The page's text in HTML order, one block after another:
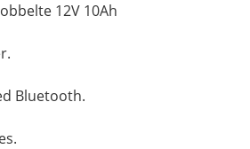
12V 10Ah
Bluetooth.